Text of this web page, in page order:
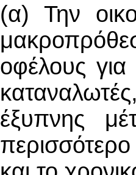
(α) Την
οφέλους
έξυπνης